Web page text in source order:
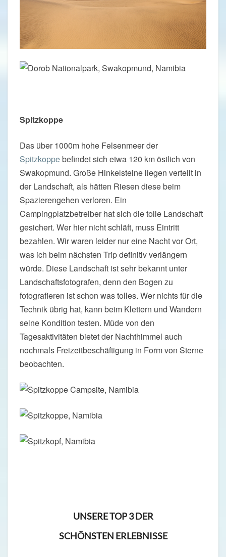
Spitzkoppe
Das über 1000m hohe Felsenmeer der
Spitzkoppebefindet sich etwa 120 km östlich von
Swakopmund. Große Hinkelsteine liegen verteilt in
der Landschaft, als hätten Riesen diese beim
Spazierengehen verloren. Ein
Campingplatzbetreiber hat sich die tolle Landschaft
gesichert. Wer hier nicht schläft, muss Eintritt
bezahlen. Wir waren leider nur eine Nacht vor Ort,
was ich beim nächsten Trip definitiv verlängern
würde. Diese Landschaft ist sehr bekannt unter
Landschaftsfotografen, denn den Bogen zu
fotografieren ist schon was tolles. Wer nichts für die
Technik übrig hat, kann beim Klettern und Wandern
seine Kondition testen. Müde von den
Tagesaktivitäten bietet der Nachthimmel auch
nochmals Freizeitbeschäftigung in Form von Sterne
beobachten.
UNSERE TOP 3 DER
SCHÖNSTEN ERLEBNISSE